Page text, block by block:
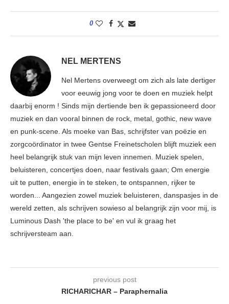
0
NEL MERTENS
Nel Mertens overweegt om zich als late dertiger
voor eeuwig jong voor te doen en muziek helpt
daarbij enorm ! Sinds mijn dertiende ben ik gepassioneerd door
muziek en dan vooral binnen de rock, metal, gothic, new wave
en punk-scene. Als moeke van Bas, schrijfster van poëzie en
zorgcoördinator in twee Gentse Freinetscholen blijft muziek een
heel belangrijk stuk van mijn leven innemen. Muziek spelen,
beluisteren, concertjes doen, naar festivals gaan; Om energie
uit te putten, energie in te steken, te ontspannen, rijker te
worden... Aangezien zowel muziek beluisteren, danspasjes in de
wereld zetten, als schrijven sowieso al belangrijk zijn voor mij, is
Luminous Dash 'the place to be' en vul ik graag het
schrijversteam aan.
previous post
RICHARICHAR – Paraphernalia